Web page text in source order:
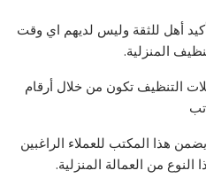
أهل للثقة وليس لديهم اي وقت
المنزلية.
التنظيف تكون من خلال أرقام
هذا المكتب للعملاء الراغبين
من العمالة المنزلية.